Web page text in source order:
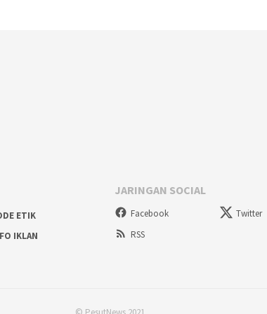
ETIK
IKLAN
JARINGAN SOCIAL
Facebook Twitter
RSS